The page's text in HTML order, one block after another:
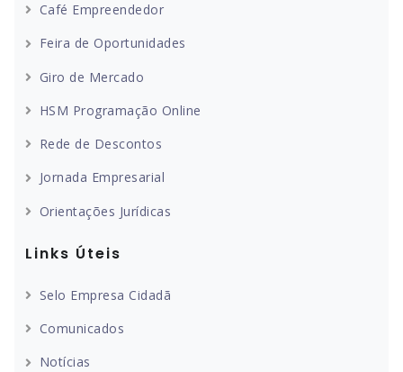
Café Empreendedor
Feira de Oportunidades
Giro de Mercado
HSM Programação Online
Rede de Descontos
Jornada Empresarial
Orientações Jurídicas
Links Úteis
Selo Empresa Cidadã
Comunicados
Notícias